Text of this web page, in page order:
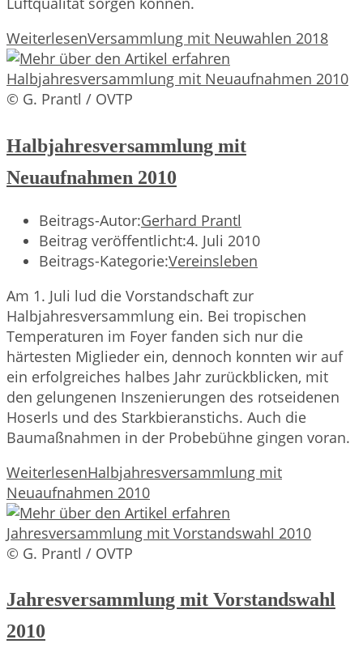
WeiterlesenVersammlung mit Neuwahlen 2018
© G. Prantl / OVTP
Halbjahresversammlung mit
Neuaufnahmen 2010
Beitrags-Autor:Gerhard Prantl
Beitrag veröffentlicht:4. Juli 2010
Beitrags-Kategorie:Vereinsleben
Am 1. Juli lud die Vorstandschaft zur
Halbjahresversammlung ein. Bei tropischen
Temperaturen im Foyer fanden sich nur die
härtesten Miglieder ein, dennoch konnten wir auf
ein erfolgreiches halbes Jahr zurückblicken, mit
den gelungenen Inszenierungen des rotseidenen
Hoserls und des Starkbieranstichs. Auch die
Baumaßnahmen in der Probebühne gingen voran.
WeiterlesenHalbjahresversammlung mit
Neuaufnahmen 2010
© G. Prantl / OVTP
Jahresversammlung mit Vorstandswahl
2010